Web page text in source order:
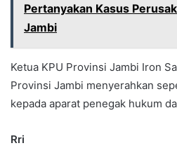
Pertanyakan Kasus
Jambi
Ketua KPU Provinsi Jambi Iron
Provinsi Jambi menyerahkan
kepada aparat penegak hukum
Rri